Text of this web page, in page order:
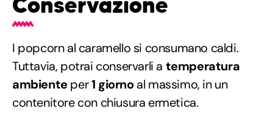
I popcorn al caramello si consumano caldi.
Tuttavia, potrai conservarli a temperatura
ambienteper1 giornoal massimo, in un
contenitore con chiusura ermetica.